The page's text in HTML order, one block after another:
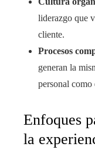
liderazgo que
cliente.
Procesos
generan la
personal como
Enfoques
la